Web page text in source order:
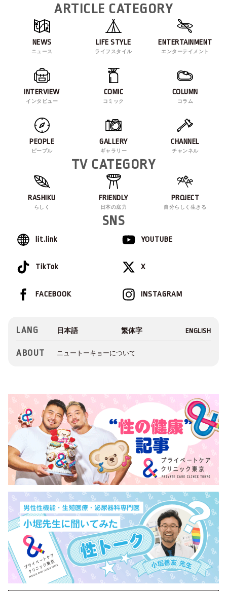
ARTICLE CATEGORY
NEWS
ニュース
LIFE STYLE
ライフスタイル
ENTERTAINMENT
エンターテイメント
INTERVIEW
インタビュー
COMIC
コミック
COLUMN
コラム
PEOPLE
ピープル
GALLERY
ギャラリー
CHANNEL
チャンネル
TV CATEGORY
RASHIKU
らしく
FRIENDLY
日本の底力
PROJECT
自分らしく生きる
SNS
lit.link YOUTUBE
TikTok X
INSTAGRAM
FACEBOOK
LANG
ABOUT ニュートーキョーについて